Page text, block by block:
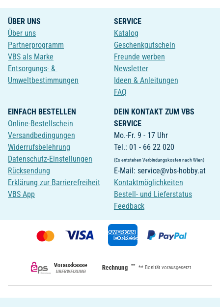
ÜBER UNS
Über uns
Partnerprogramm
VBS als Marke
Entsorgungs- &
Umweltbestimmungen
SERVICE
Katalog
Geschenkgutschein
Freunde werben
Newsletter
Ideen & Anleitungen
FAQ
EINFACH BESTELLEN
Online-Bestellschein
Versandbedingungen
Widerrufsbelehrung
Datenschutz-Einstellungen
Rücksendung
Erklärung zur Barrierefreiheit
VBS App
DEIN KONTAKT ZUM VBS
SERVICE
Mo.-Fr. 9 - 17 Uhr
Tel.: 01 - 66 22 020
(Es entstehen Verbindungskosten nach Wien)
E-Mail: service@vbs-hobby.at
Kontaktmöglichkeiten
Bestell- und Lieferstatus
Feedback
** ** Bonität vorausgesetzt